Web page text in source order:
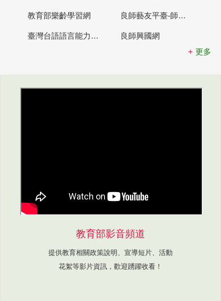
教育部樂齡學習網 良師藝友平臺-師資培育整合平臺
臺灣台語語言能力認證網站
良師興國網
更多
教育部影音頻道
提供教育相關政策說明、宣導短片、活動
花絮等影片資訊，歡迎踴躍收看！